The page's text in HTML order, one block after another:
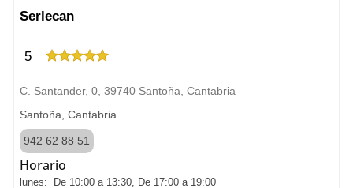
Serlecan
5
C. Santander, 0, 39740 Santoña, Cantabria
Santoña, Cantabria
942 62 88 51
Horario
lunes: De 10:00 a 13:30, De 17:00 a 19:00